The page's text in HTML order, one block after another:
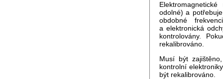
odolné) a
obdobné
a elektronická
kontrolovány.
rekalibrováno.
Musí být
kontrolní
být rekalibrováno.